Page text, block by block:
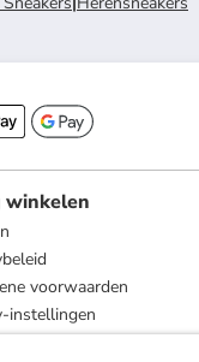
winkelen
voorwaarden
instellingen